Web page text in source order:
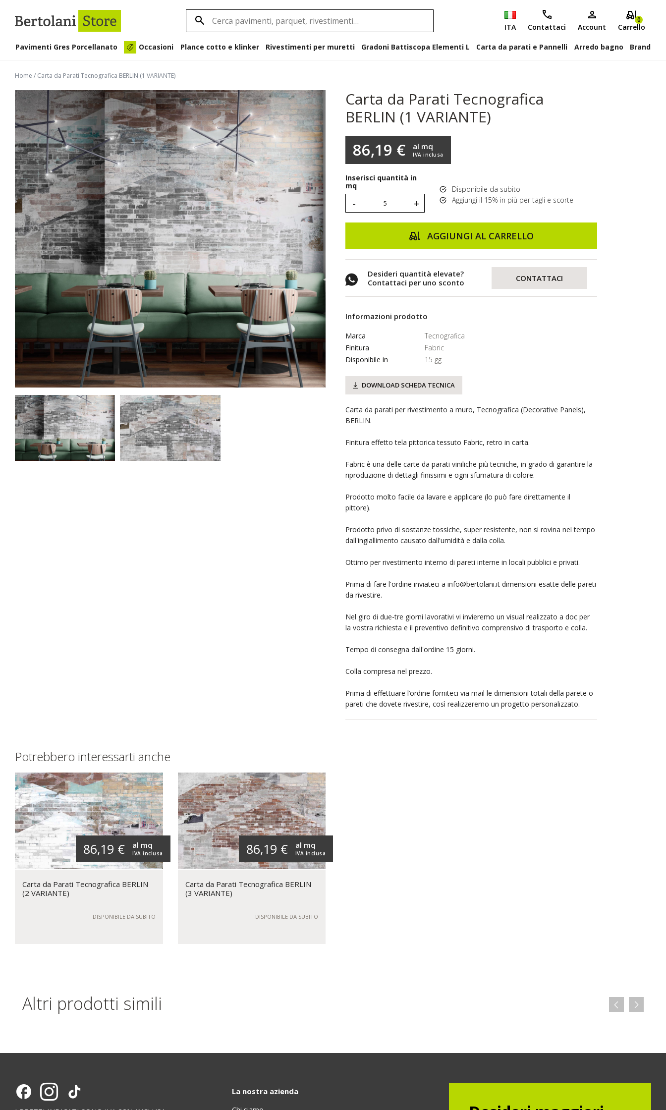
ITA Contattaci Account
0
Carrello
Pavimenti Gres Porcellanato Occasioni Plance cotto e klinker Rivestimenti per muretti Gradoni Battiscopa Elementi L Carta da parati e Pannelli Arredo bagno Brand
Home / Carta da Parati Tecnografica BERLIN (1 VARIANTE)
Carta da Parati Tecnografica
BERLIN (1 VARIANTE)
86,19 € IVA inclusa
al mq
Inserisci quantità in
mq
- +
Disponibile da subito
Aggiungi il 15% in più per tagli e scorte
AGGIUNGI AL CARRELLO
Desideri quantità elevate?
Contattaci per uno sconto
CONTATTACI
Informazioni prodotto
Marca
Tecnografica
Finitura
Fabric
Disponibile in
15 gg
DOWNLOAD SCHEDA TECNICA
Carta da parati per rivestimento a muro, Tecnografica (Decorative Panels),
BERLIN.
Finitura effetto tela pittorica tessuto Fabric, retro in carta.
Fabric è una delle carte da parati viniliche più tecniche, in grado di garantire la
riproduzione di dettagli finissimi e ogni sfumatura di colore.
Prodotto molto facile da lavare e applicare (lo può fare direttamente il
pittore).
Prodotto privo di sostanze tossiche, super resistente, non si rovina nel tempo
dall'ingiallimento causato dall'umidità e dalla colla.
Ottimo per rivestimento interno di pareti interne in locali pubblici e privati.
Prima di fare l'ordine inviateci a info@bertolani.it dimensioni esatte delle pareti
da rivestire.
Nel giro di due-tre giorni lavorativi vi invieremo un visual realizzato a doc per
la vostra richiesta e il preventivo definitivo comprensivo di trasporto e colla.
Tempo di consegna dall'ordine 15 giorni.
Colla compresa nel prezzo.
Prima di effettuare l’ordine forniteci via mail le dimensioni totali della parete o
pareti che dovete rivestire, così realizzeremo un progetto personalizzato.
Potrebbero interessarti anche
86,19 € IVA inclusa
al mq
Carta da Parati Tecnografica BERLIN
(2 VARIANTE)
DISPONIBILE DA SUBITO
86,19 € IVA inclusa
al mq
Carta da Parati Tecnografica BERLIN
(3 VARIANTE)
DISPONIBILE DA SUBITO
Altri prodotti simili
La nostra azienda